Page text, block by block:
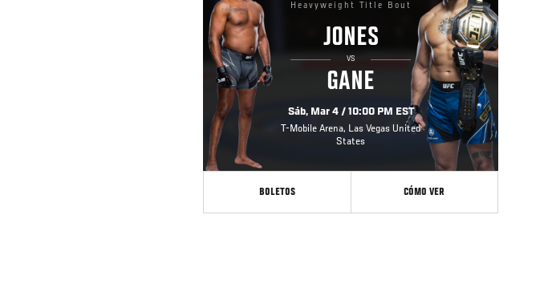
Heavyweight Title Bout
JONES
VS
GANE
Sáb, Mar 4 / 10:00 PM EST
T-Mobile Arena, Las Vegas United
States
BOLETOS CÓMO VER